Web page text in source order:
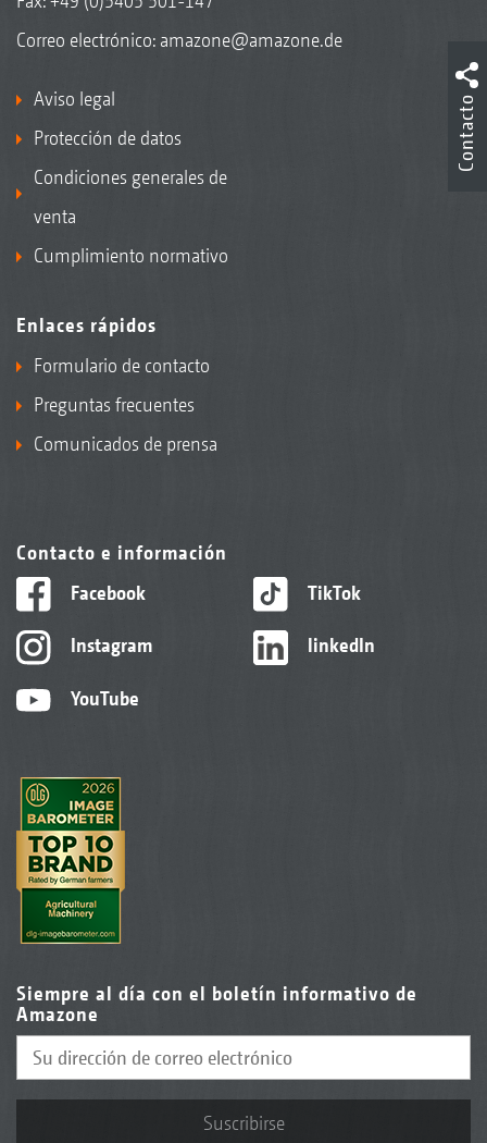
Correo electrónico: amazone@amazone.de
Aviso legal
Protección de datos
Condiciones generales de
venta
Cumplimiento normativo
Enlaces rápidos
Formulario de contacto
Preguntas frecuentes
Comunicados de prensa
Contacto e información
Facebook
Instagram
YouTube
TikTok
linkedIn
Siempre al día con el boletín informativo de
Amazone
Suscribirse
Contacto